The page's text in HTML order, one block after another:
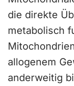
die direkte
metabolisch
allogenem
anderweitig